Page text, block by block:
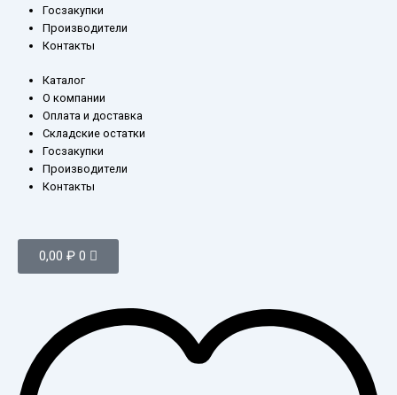
Госзакупки
Производители
Контакты
Каталог
О компании
Оплата и доставка
Складские остатки
Госзакупки
Производители
Контакты
0,00 ₽ 0
Корзина